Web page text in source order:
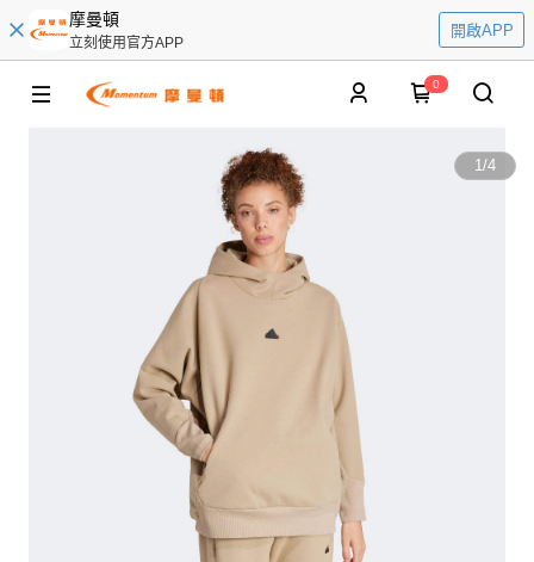
摩曼頓
立刻使用官方APP
開啟APP
0
1/4